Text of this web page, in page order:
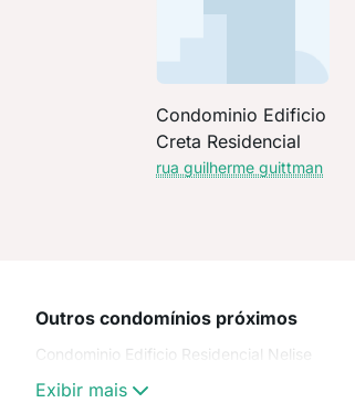
Condominio Edificio
Creta Residencial
rua guilherme guittman
Outros condomínios próximos
Condominio Edificio Residencial Nelise
Exibir mais